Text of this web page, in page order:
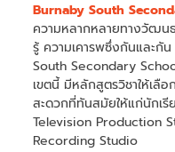
Burnaby South
ความหลากหลายทางวัฒน
รู้ ความเคารพซึ่งกันและกั
South Secondary
เขตนี้ มีหลักสูตรวิชาให้เลื
สะดวกที่ทันสมัยให้แก่นักเ
Television Production
Recording Studio